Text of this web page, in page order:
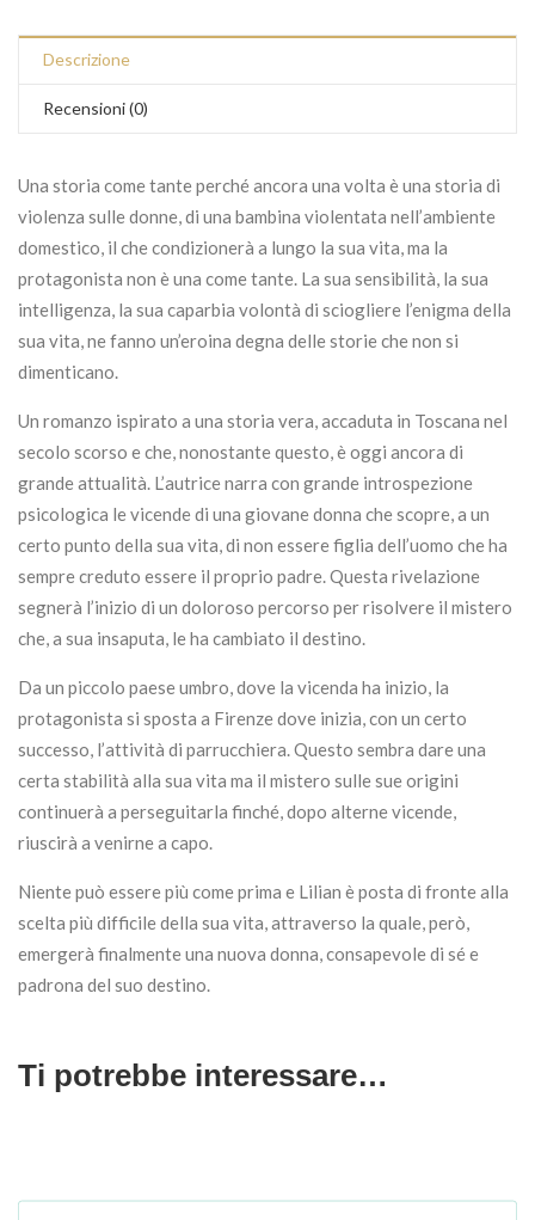
Descrizione
Recensioni (0)
Una storia come tante perché ancora una volta è una storia di
violenza sulle donne, di una bambina violentata nell’ambiente
domestico, il che condizionerà a lungo la sua vita, ma la
protagonista non è una come tante. La sua sensibilità, la sua
intelligenza, la sua caparbia volontà di sciogliere l’enigma della
sua vita, ne fanno un’eroina degna delle storie che non si
dimenticano.
Un romanzo ispirato a una storia vera, accaduta in Toscana nel
secolo scorso e che, nonostante questo, è oggi ancora di
grande attualità. L’autrice narra con grande introspezione
psicologica le vicende di una giovane donna che scopre, a un
certo punto della sua vita, di non essere figlia dell’uomo che ha
sempre creduto essere il proprio padre. Questa rivelazione
segnerà l’inizio di un doloroso percorso per risolvere il mistero
che, a sua insaputa, le ha cambiato il destino.
Da un piccolo paese umbro, dove la vicenda ha inizio, la
protagonista si sposta a Firenze dove inizia, con un certo
successo, l’attività di parrucchiera. Questo sembra dare una
certa stabilità alla sua vita ma il mistero sulle sue origini
continuerà a perseguitarla finché, dopo alterne vicende,
riuscirà a venirne a capo.
Niente può essere più come prima e Lilian è posta di fronte alla
scelta più difficile della sua vita, attraverso la quale, però,
emergerà finalmente una nuova donna, consapevole di sé e
padrona del suo destino.
Ti potrebbe interessare…